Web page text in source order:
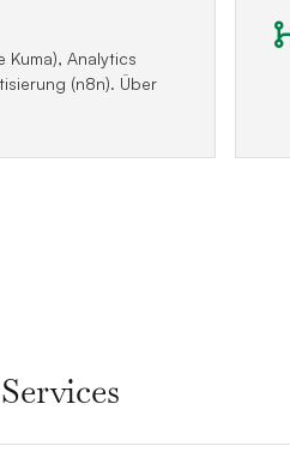
Kuma), Analytics
(n8n). Über